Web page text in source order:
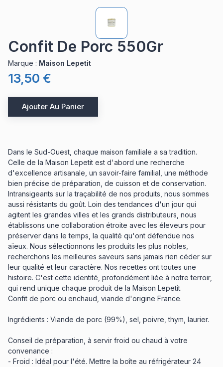
Confit De Porc 550Gr
Marque : Maison Lepetit
13,50 €
Ajouter Au Panier
Dans le Sud-Ouest, chaque maison familiale a sa tradition.
Celle de la Maison Lepetit est d'abord une recherche
d'excellence artisanale, un savoir-faire familial, une méthode
bien précise de préparation, de cuisson et de conservation.
Intransigeants sur la traçabilité de nos produits, nous sommes
aussi résistants du goût. Loin des tendances d'un jour qui
agitent les grandes villes et les grands distributeurs, nous
établissons une collaboration étroite avec les éleveurs pour
préserver dans le temps, la qualité qu'ont défendue nos
aïeux. Nous sélectionnons les produits les plus nobles,
recherchons les meilleures saveurs sans jamais rien céder sur
leur qualité et leur caractère. Nos recettes ont toutes une
histoire. C'est cette identité, profondément liée à notre terroir,
qui rend unique chaque produit de la Maison Lepetit.
Confit de porc ou enchaud, viande d'origine France.
Ingrédients : Viande de porc (99%), sel, poivre, thym, laurier.
Conseil de préparation, à servir froid ou chaud à votre
convenance :
- Froid : Idéal pour l'été. Mettre la boîte au réfrigérateur 24